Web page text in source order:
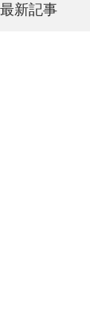
最新記事